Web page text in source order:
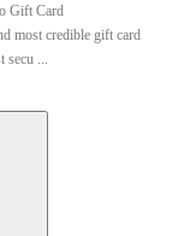
Gift Card
most credible gift card
secu ...